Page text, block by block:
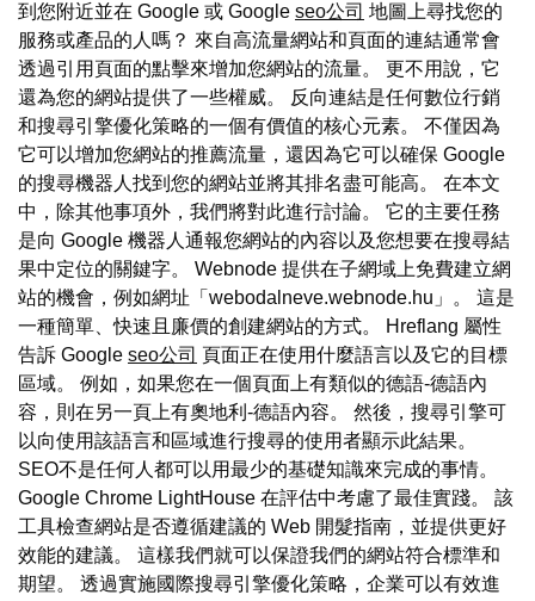
到您附近並在 Google 或 Google seo公司 地圖上尋找您的
服務或產品的人嗎？ 來自高流量網站和頁面的連結通常會
透過引用頁面的點擊來增加您網站的流量。 更不用說，它
還為您的網站提供了一些權威。 反向連結是任何數位行銷
和搜尋引擎優化策略的一個有價值的核心元素。 不僅因為
它可以增加您網站的推薦流量，還因為它可以確保 Google
的搜尋機器人找到您的網站並將其排名盡可能高。 在本文
中，除其他事項外，我們將對此進行討論。 它的主要任務
是向 Google 機器人通報您網站的內容以及您想要在搜尋結
果中定位的關鍵字。 Webnode 提供在子網域上免費建立網
站的機會，例如網址「webodalneve.webnode.hu」。 這是
一種簡單、快速且廉價的創建網站的方式。 Hreflang 屬性
告訴 Google seo公司 頁面正在使用什麼語言以及它的目標
區域。 例如，如果您在一個頁面上有類似的德語-德語內
容，則在另一頁上有奧地利-德語內容。 然後，搜尋引擎可
以向使用該語言和區域進行搜尋的使用者顯示此結果。
SEO不是任何人都可以用最少的基礎知識來完成的事情。
Google Chrome LightHouse 在評估中考慮了最佳實踐。 該
工具檢查網站是否遵循建議的 Web 開髮指南，並提供更好
效能的建議。 這樣我們就可以保證我們的網站符合標準和
期望。 透過實施國際搜尋引擎優化策略，企業可以有效進